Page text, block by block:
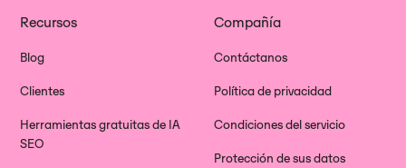
Recursos
Blog
Clientes
Herramientas gratuitas de IA
SEO
Compañía
Contáctanos
Política de privacidad
Condiciones del servicio
Protección de sus datos